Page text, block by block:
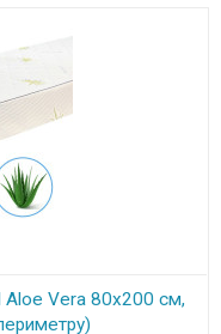
Aloe Vera 80x200 см,